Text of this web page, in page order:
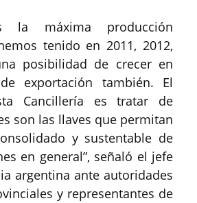
la máxima producción
tenido en 2011, 2012,
posibilidad de crecer en
exportación también. El
Cancillería es tratar de
son las llaves que permitan
y sustentable de
en general”, señaló el jefe
argentina ante autoridades
y representantes de